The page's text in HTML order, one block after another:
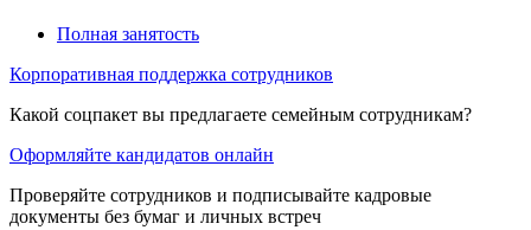
Полная занятость
Корпоративная поддержка сотрудников
Какой соцпакет вы предлагаете семейным сотрудникам?
Оформляйте кандидатов онлайн
Проверяйте сотрудников и подписывайте кадровые
документы без бумаг и личных встреч